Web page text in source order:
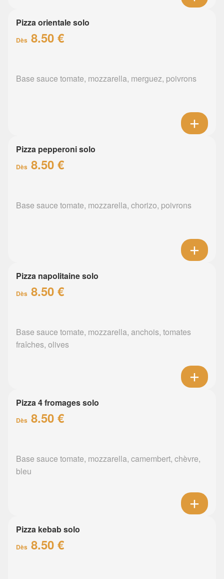
Pizza orientale solo
Dès 8.50 €
Base sauce tomate, mozzarella, merguez, poivrons
Pizza pepperoni solo
Dès 8.50 €
Base sauce tomate, mozzarella, chorizo, poivrons
Pizza napolitaine solo
Dès 8.50 €
Base sauce tomate, mozzarella, anchois, tomates
fraîches, olives
Pizza 4 fromages solo
Dès 8.50 €
Base sauce tomate, mozzarella, camembert, chèvre,
bleu
Pizza kebab solo
Dès 8.50 €